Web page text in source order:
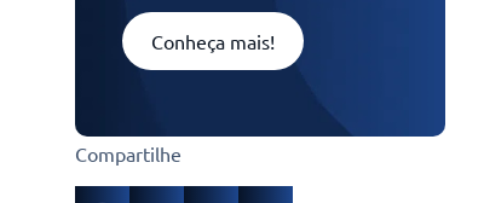
Conheça mais!
Compartilhe